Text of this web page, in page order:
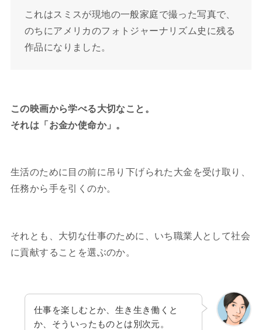
これはスミスが現地の一般家庭で撮った写真で、
のちにアメリカのフォトジャーナリズム史に残る
作品になりました。
この映画から学べる大切なこと。
それは「お金か使命か」。
生活のために目の前に吊り下げられた大金を受け取り、
任務から手を引くのか。
それとも、大切な仕事のために、いち職業人として社会
に貢献することを選ぶのか。
仕事を楽しむとか、生き生き働くと
か、そういったものとは別次元。